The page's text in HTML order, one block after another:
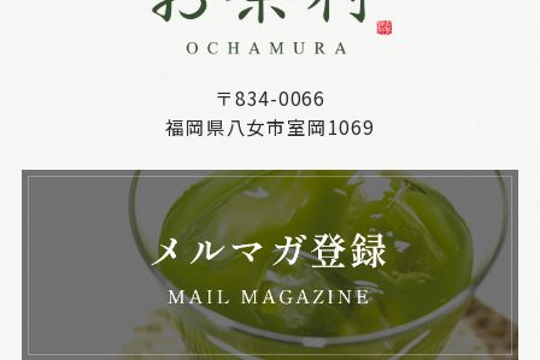
〒834-0066
福岡県八女市室岡1069